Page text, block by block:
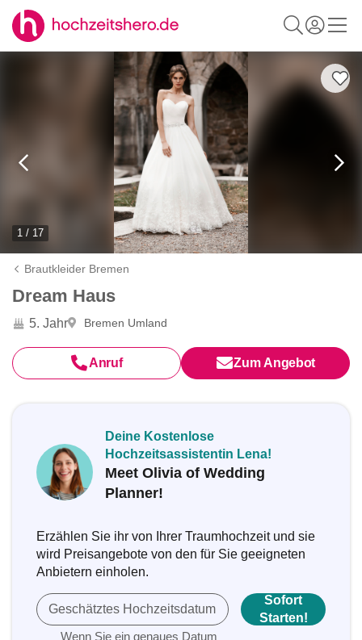
1 / 17
Brautkleider Bremen
Dream Haus
5. Jahr Bremen Umland
Anruf Zum Angebot
Deine Kostenlose
Hochzeitsassistentin Lena!
Meet Olivia of Wedding
Planner!
Erzählen Sie ihr von Ihrer Traumhochzeit und sie
wird Preisangebote von den für Sie geeigneten
Anbietern einholen.
Geschätztes Hochzeitsdatum
Wenn Sie ein genaues Datum
Sofort
Starten!